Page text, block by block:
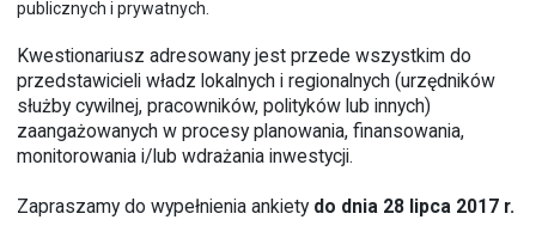
publicznych i prywatnych.
Kwestionariusz adresowany jest przede wszystkim do
przedstawicieli władz lokalnych i regionalnych (urzędników
służby cywilnej, pracowników, polityków lub innych)
zaangażowanych w procesy planowania, finansowania,
monitorowania i/lub wdrażania inwestycji.
Zapraszamy do wypełnienia ankiety do dnia 28 lipca 2017 r.